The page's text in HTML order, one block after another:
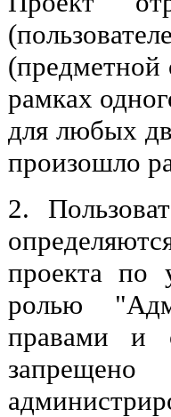
(предметной
рамках
для любых
произошло
2.
проекта по
ролью
правами и